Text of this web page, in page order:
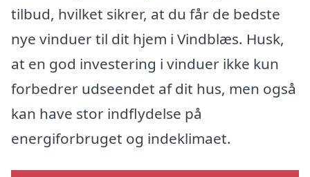
tilbud, hvilket sikrer, at du får de bedste
nye vinduer til dit hjem i Vindblæs. Husk,
at en god investering i vinduer ikke kun
forbedrer udseendet af dit hus, men også
kan have stor indflydelse på
energiforbruget og indeklimaet.